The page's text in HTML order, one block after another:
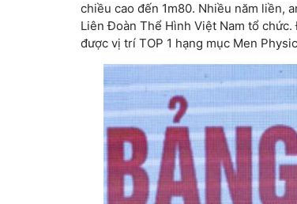
chiều cao đến 1m80. Nhiều năm liền,
Liên Đoàn Thể Hình Việt Nam tổ
được vị trí TOP 1 hạng mục Men